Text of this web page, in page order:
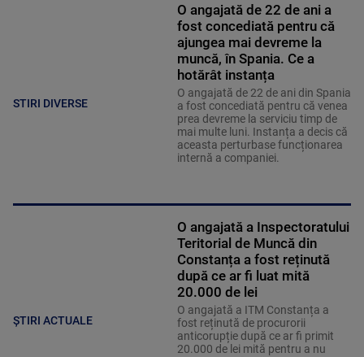
STIRI DIVERSE
O angajată de 22 de ani a
fost concediată pentru că
ajungea mai devreme la
muncă, în Spania. Ce a
hotărât instanța
O angajată de 22 de ani din Spania
a fost concediată pentru că venea
prea devreme la serviciu timp de
mai multe luni. Instanța a decis că
aceasta perturbase funcționarea
internă a companiei.
ȘTIRI ACTUALE
O angajată a Inspectoratului
Teritorial de Muncă din
Constanța a fost reținută
după ce ar fi luat mită
20.000 de lei
O angajată a ITM Constanța a
fost reținută de procurorii
anticorupție după ce ar fi primit
20.000 de lei mită pentru a nu